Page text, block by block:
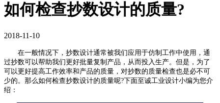
如何检查抄数设计的质量?
2018-11-10
在一般情况下，抄数设计通常被我们应用于仿制工作中使用，通
过抄数可以帮助我们更好批量复制产品，从而投入生产。但是，为了
可以更好提高工作效率和产品的质量，对抄数的质量检查也是必不可
少的。那么如何检查抄数设计的质量呢?下面至诚工业设计小编为您介
绍：